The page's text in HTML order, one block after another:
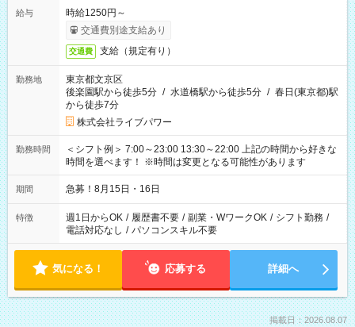
給与
時給1250円～
交通費別途支給あり
交通費 支給（規定有り）
勤務地
東京都文京区
後楽園駅から徒歩5分 / 水道橋駅から徒歩5分 / 春日(東京都)駅
から徒歩7分
株式会社ライブパワー
勤務時間
＜シフト例＞ 7:00～23:00 13:30～22:00 上記の時間から好きな
時間を選べます！ ※時間は変更となる可能性があります
期間 急募！8月15日・16日
特徴 週1日からOK / 履歴書不要 / 副業・WワークOK / シフト勤務 /
電話対応なし / パソコンスキル不要
気になる！ 応募する 詳細へ
掲載日：2026.08.07